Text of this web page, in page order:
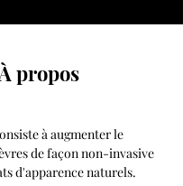
propos
à augmenter le
de façon non-invasive
d'apparence naturels.